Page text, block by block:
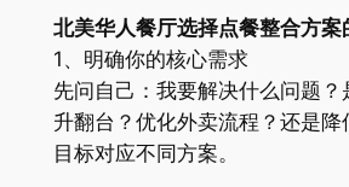
北美华人餐厅选择点餐整合方
1、明确你的核心需求
先问自己：我要解决什么问题？
升翻台？优化外卖流程？还是降
目标对应不同方案。